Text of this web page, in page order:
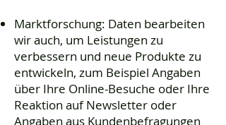
Marktforschung: Daten bearbeiten
wir auch, um Leistungen zu
verbessern und neue Produkte zu
entwickeln, zum Beispiel Angaben
über Ihre Online-Besuche oder Ihre
Reaktion auf Newsletter oder
Angaben aus Kundenbefragungen